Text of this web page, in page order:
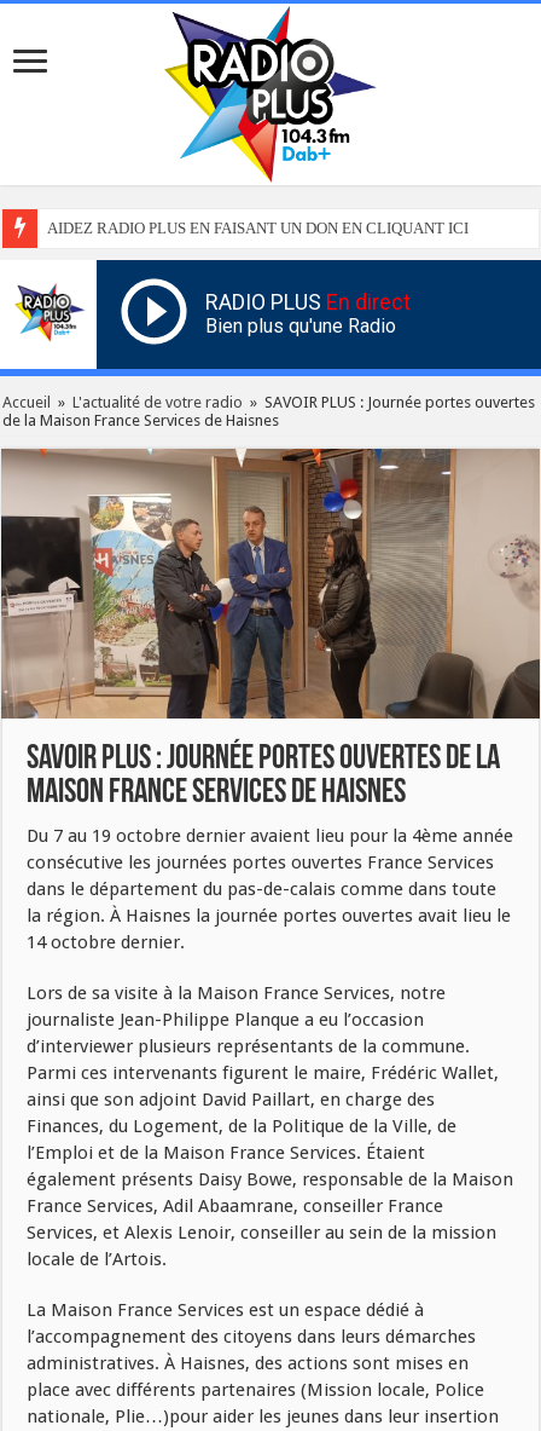
AIDEZ RADIO PLUS EN FAISANT UN DON EN CLIQUANT ICI
RADIO PLUS En direct
Bien plus qu'une Radio
Accueil » L'actualité de votre radio » SAVOIR PLUS : Journée portes ouvertes
de la Maison France Services de Haisnes
SAVOIR PLUS : Journée portes ouvertes de la
Maison France Services de Haisnes
Du 7 au 19 octobre dernier avaient lieu pour la 4ème année
consécutive les journées portes ouvertes France Services
dans le département du pas-de-calais comme dans toute
la région. À Haisnes la journée portes ouvertes avait lieu le
14 octobre dernier.
Lors de sa visite à la Maison France Services, notre
journaliste Jean-Philippe Planque a eu l’occasion
d’interviewer plusieurs représentants de la commune.
Parmi ces intervenants figurent le maire, Frédéric Wallet,
ainsi que son adjoint David Paillart, en charge des
Finances, du Logement, de la Politique de la Ville, de
l’Emploi et de la Maison France Services. Étaient
également présents Daisy Bowe, responsable de la Maison
France Services, Adil Abaamrane, conseiller France
Services, et Alexis Lenoir, conseiller au sein de la mission
locale de l’Artois.
La Maison France Services est un espace dédié à
l’accompagnement des citoyens dans leurs démarches
administratives. À Haisnes, des actions sont mises en
place avec différents partenaires (Mission locale, Police
nationale, Plie…)pour aider les jeunes dans leur insertion